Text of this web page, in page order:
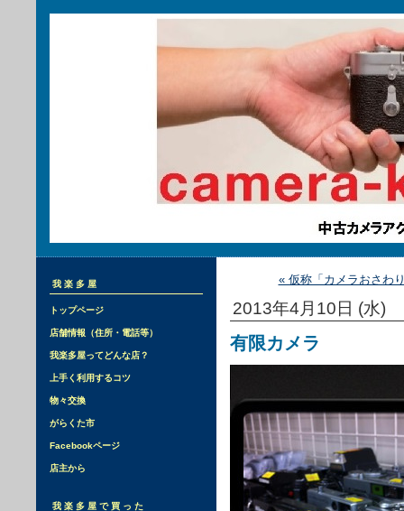
我楽多屋
トップページ
店舗情報（住所・電話等）
我楽多屋ってどんな店？
上手く利用するコツ
物々交換
がらくた市
Facebookページ
店主から
我楽多屋で買った
« 仮称「カメラおさわ
2013年4月10日 (水)
有限カメラ